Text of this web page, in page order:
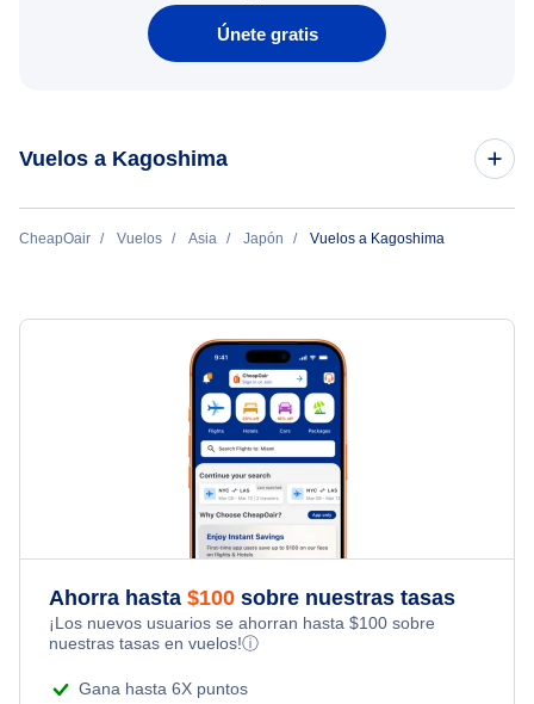
Únete gratis
Vuelos a Kagoshima
Vuelos de los Angeles a Kagoshima
CheapOair Vuelos Asia Japón Vuelos a Kagoshima
Ahorra hasta $100 sobre nuestras tasas
¡Los nuevos usuarios se ahorran hasta $100 sobre
nuestras tasas en vuelos!ⓘ
Gana hasta 6X puntos